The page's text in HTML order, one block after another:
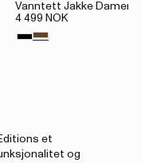
Vanntett Jakke Damer
4 499 NOK
et
og